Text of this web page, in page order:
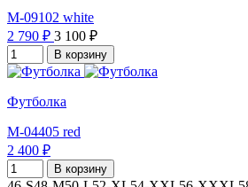
M-09102 white
2 790 ₽ 3 100 ₽
В корзину
Футболка
M-04405 red
2 400 ₽
В корзину